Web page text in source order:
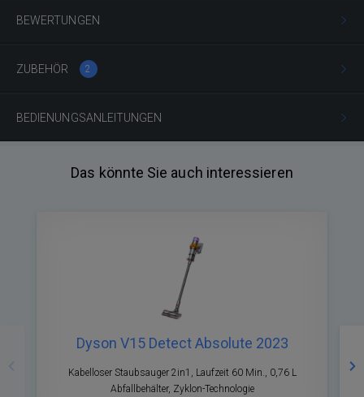
BEWERTUNGEN
ZUBEHÖR 2
BEDIENUNGSANLEITUNGEN
Das könnte Sie auch interessieren
Dyson V15 Detect Absolute 2023
Kabelloser Staubsauger 2in1, Laufzeit 60 Min., 0,76 L
Abfallbehälter, Zyklon-Technologie